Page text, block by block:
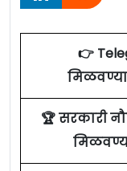
👉
🏆 सरकारी